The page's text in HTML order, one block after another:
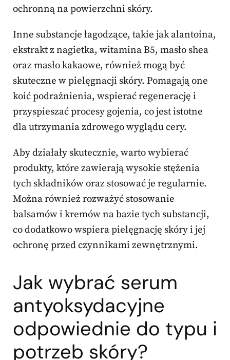
ochronną na powierzchni skóry.
Inne substancje łagodzące, takie jak alantoina,
ekstrakt z nagietka, witamina B5, masło shea
oraz masło kakaowe, również mogą być
skuteczne w pielęgnacji skóry. Pomagają one
koić podrażnienia, wspierać regenerację i
przyspieszać procesy gojenia, co jest istotne
dla utrzymania zdrowego wyglądu cery.
Aby działały skutecznie, warto wybierać
produkty, które zawierają wysokie stężenia
tych składników oraz stosować je regularnie.
Można również rozważyć stosowanie
balsamów i kremów na bazie tych substancji,
co dodatkowo wspiera pielęgnację skóry i jej
ochronę przed czynnikami zewnętrznymi.
Jak wybrać serum
antyoksydacyjne
odpowiednie do typu i
potrzeb skóry?